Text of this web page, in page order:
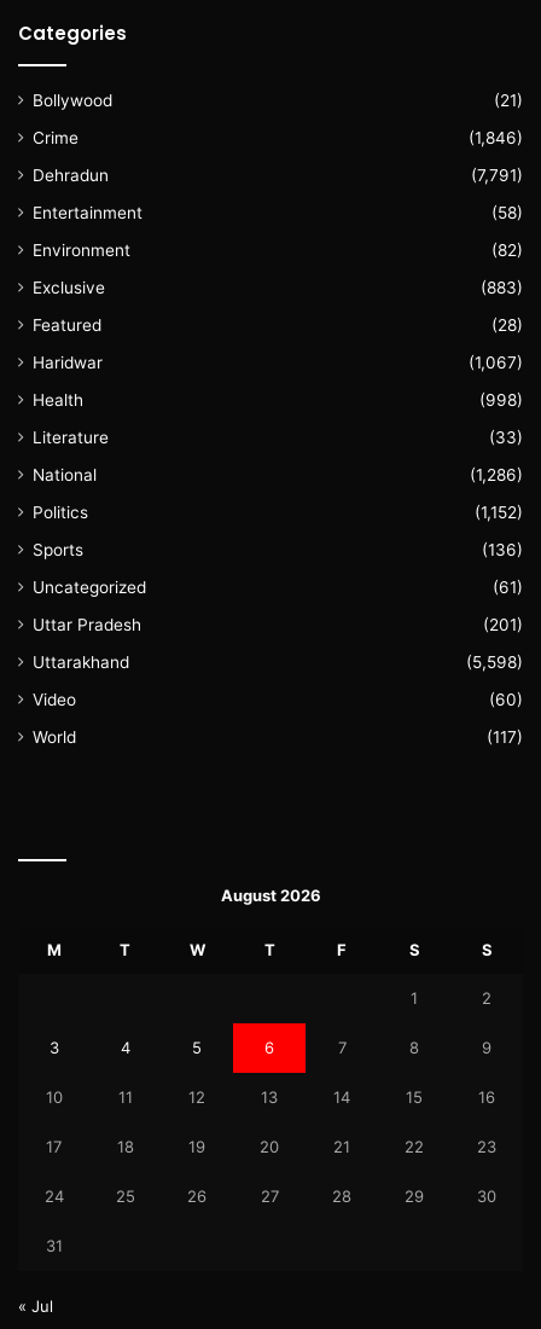
Categories
Bollywood
(21)
Crime
(1,846)
Dehradun
(7,791)
Entertainment
(58)
Environment
(82)
Exclusive
(883)
Featured
(28)
Haridwar
(1,067)
Health
(998)
Literature
(33)
National
(1,286)
Politics
(1,152)
Sports
(136)
Uncategorized
(61)
Uttar Pradesh
(201)
Uttarakhand
(5,598)
Video
(60)
World
(117)
August 2026
M T W T F S S
1 2
3 4 5 6 7 8 9
10 11 12 13 14 15 16
17 18 19 20 21 22 23
24 25 26 27 28 29 30
31
« Jul